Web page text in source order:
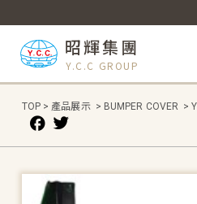
昭輝集團
Y.C.C GROUP
TOP > 產品展示 > BUMPER COVER >